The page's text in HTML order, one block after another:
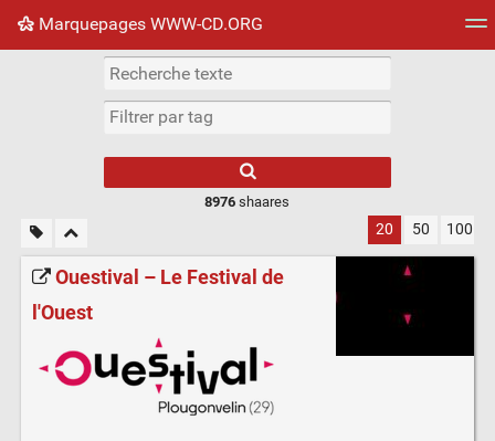
Marquepages WWW-CD.ORG
Nuage de tags Mur d'images
8976 shaares
20 50 100
Ouestival – Le Festival de
l'Ouest